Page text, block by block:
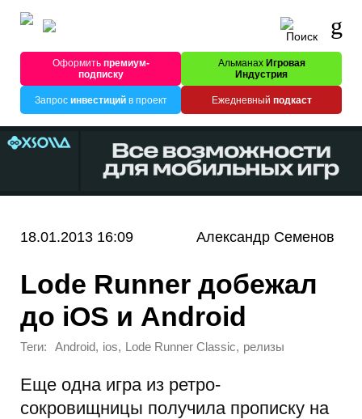
Оформитьпремиум-
подписку
Альманах Игровая
Индустрия
Запрос инвестицийв проект Ежедневный подкаст
18.01.2013 16:09 Александр Семенов
Lode Runner добежал
до iOS и Android
Теги: Android, ios, Lode Runner Classic, релизы
Еще одна игра из ретро-
сокровищницы получила прописку на